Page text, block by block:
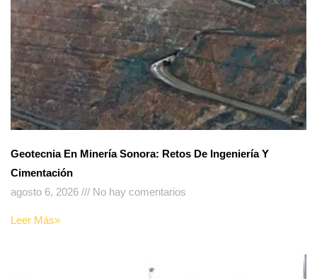
Geotecnia En Minería Sonora: Retos De Ingeniería Y
Cimentación
agosto 6, 2026
No hay comentarios
Leer Más»